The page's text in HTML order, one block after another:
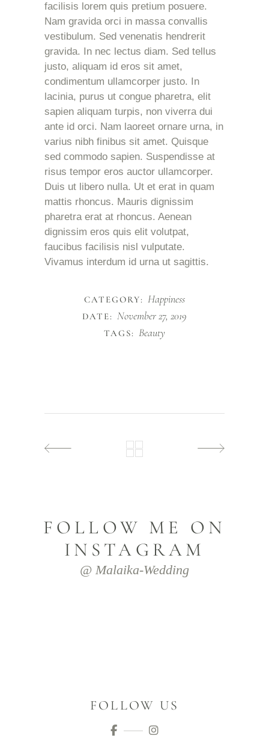
facilisis lorem quis pretium posuere.
Nam gravida orci in massa convallis
vestibulum. Sed venenatis hendrerit
gravida. In nec lectus diam. Sed tellus
justo, aliquam id eros sit amet,
condimentum ullamcorper justo. In
lacinia, purus ut congue pharetra, elit
sapien aliquam turpis, non viverra dui
ante id orci. Nam laoreet ornare urna, in
varius nibh finibus sit amet. Quisque
sed commodo sapien. Suspendisse at
risus tempor eros auctor ullamcorper.
Duis ut libero nulla. Ut et erat in quam
mattis rhoncus. Mauris dignissim
pharetra erat at rhoncus. Aenean
dignissim eros quis elit volutpat,
faucibus facilisis nisl vulputate.
Vivamus interdum id urna ut sagittis.
CATEGORY: Happiness
DATE: November 27, 2019
TAGS: Beauty
FOLLOW ME ON
INSTAGRAM
@ Malaika-Wedding
FOLLOW US